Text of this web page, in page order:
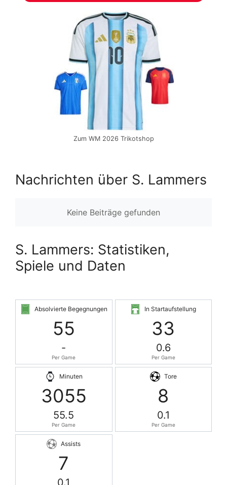
Zum WM 2026 Trikotshop
Nachrichten über S. Lammers
Keine Beiträge gefunden
S. Lammers: Statistiken,
Spiele und Daten
Absolvierte Begegnungen
55
-
Per Game
In Startaufstellung
33
0.6
Per Game
Minuten
3055
55.5
Per Game
Tore
8
0.1
Per Game
Assists
7
0.1